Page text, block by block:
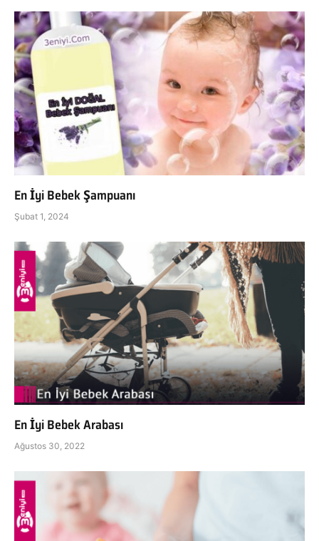
En İyi Bebek Şampuanı
Şubat 1, 2024
En İyi Bebek Arabası
Ağustos 30, 2022